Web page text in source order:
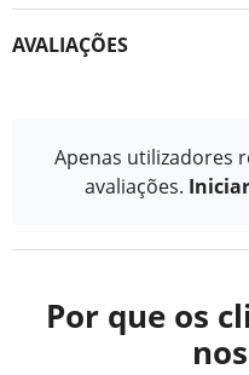
AVALIAÇÕES
Apenas utilizadores
avaliações.
Por que os